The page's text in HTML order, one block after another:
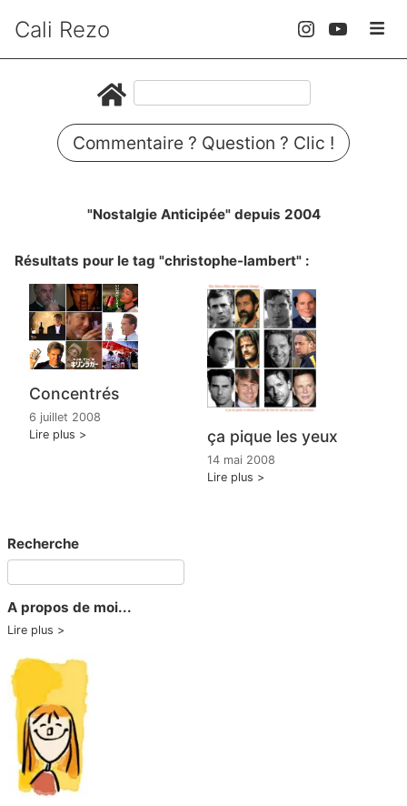
Cali Rezo
Commentaire ? Question ? Clic !
"Nostalgie Anticipée" depuis 2004
Résultats pour le tag "christophe-lambert" :
Concentrés
6 juillet 2008
Lire plus
ça pique les yeux
14 mai 2008
Lire plus
Recherche
A propos de moi...
Lire plus